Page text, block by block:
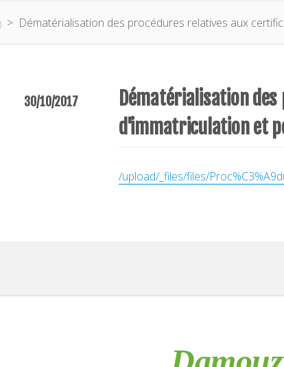
> Dématérialisation des procédures relatives aux
30/10/2017
Dématérialisation
d'immatriculation et
/upload/_files/files/